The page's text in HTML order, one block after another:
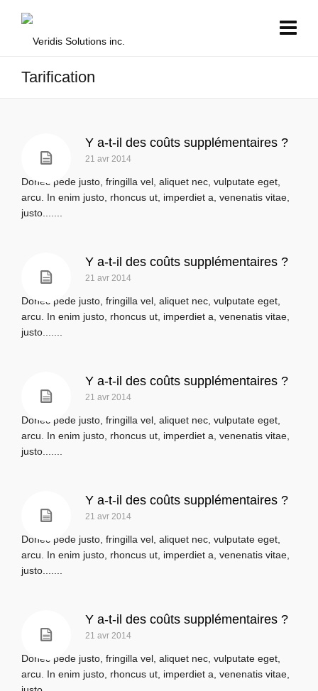
Tarification
Y a-t-il des coûts supplémentaires ?
21 avr 2014
Donec pede justo, fringilla vel, aliquet nec, vulputate eget,
arcu. In enim justo, rhoncus ut, imperdiet a, venenatis vitae,
justo.......
Y a-t-il des coûts supplémentaires ?
21 avr 2014
Donec pede justo, fringilla vel, aliquet nec, vulputate eget,
arcu. In enim justo, rhoncus ut, imperdiet a, venenatis vitae,
justo.......
Y a-t-il des coûts supplémentaires ?
21 avr 2014
Donec pede justo, fringilla vel, aliquet nec, vulputate eget,
arcu. In enim justo, rhoncus ut, imperdiet a, venenatis vitae,
justo.......
Y a-t-il des coûts supplémentaires ?
21 avr 2014
Donec pede justo, fringilla vel, aliquet nec, vulputate eget,
arcu. In enim justo, rhoncus ut, imperdiet a, venenatis vitae,
justo.......
Y a-t-il des coûts supplémentaires ?
21 avr 2014
Donec pede justo, fringilla vel, aliquet nec, vulputate eget,
arcu. In enim justo, rhoncus ut, imperdiet a, venenatis vitae,